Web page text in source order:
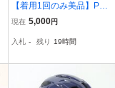
【着用1回のみ美品】PAS
NORMAL STUDIOS Logo
現在 5,000円
入札 - 残り 19時間